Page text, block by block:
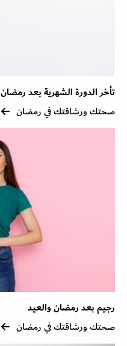
تأخر الدورة الشهرية بعد رمضان
صحتك ورشاقتك في رمضان
رجيم بعد رمضان والعيد
صحتك ورشاقتك في رمضان